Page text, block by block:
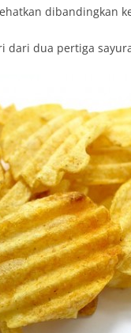
dibandingkan
dari dua pertiga